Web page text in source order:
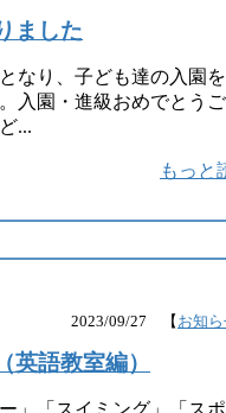
ました
なり、子ども達の入園
入園・進級おめでとう
...
もっと
2023/09/27 【 お知
英語教室編）